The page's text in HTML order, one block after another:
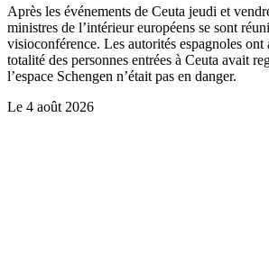
Après les événements de Ceuta jeudi et
ministres de l’intérieur européens se sont
visioconférence. Les autorités espagnoles ont
totalité des personnes entrées à Ceuta avait
l’espace Schengen n’était pas en danger.
Le 4 août 2026